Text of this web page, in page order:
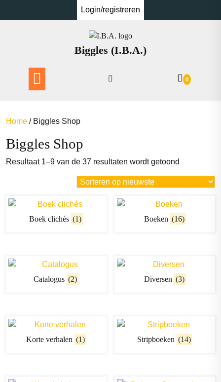
Login/registreren
Biggles (I.B.A.)
0
Home / Biggles Shop
Biggles Shop
Resultaat 1–9 van de 37 resultaten wordt getoond
nieuwste
Boek clichés (1) Boeken (16)
Catalogus (2) Diversen (3)
Korte verhalen (1) Stripboeken (14)